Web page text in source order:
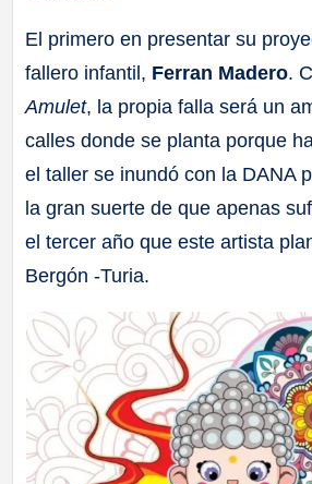
El primero en presentar su
fallero infantil, Ferran Madero.
Amulet, la propia falla será un
calles donde se planta porque
el taller se inundó con la DANA
la gran suerte de que apenas
el tercer año que este artista
Bergón -Turia.